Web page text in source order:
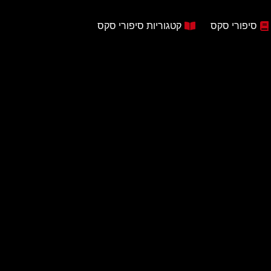
סיפורי סקס קטגוריות סיפורי סקס